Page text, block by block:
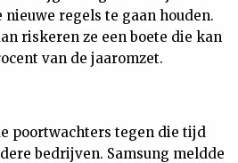
regels te gaan houden.
riskeren ze een boete die kan
van de jaaromzet.
poortwachters tegen die tijd
bedrijven. Samsung meldde